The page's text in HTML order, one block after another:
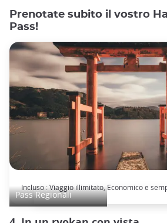
Prenotate subito il vostro
Pass!
Pass Regionali
Incluso : Viaggio illimitato, Economico e